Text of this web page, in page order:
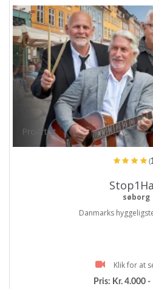
ProArtist
søborg
Danmarks
Klik for at
Pris: Kr. 4.000